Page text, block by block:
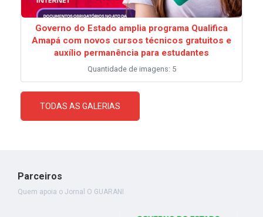
Governo do Estado amplia programa Qualifica
Amapá com novos cursos técnicos gratuitos e
auxílio permanência para estudantes
Quantidade de imagens: 5
TODAS AS GALERIAS
Parceiros
Quem apoia o Jornal O GUARANI